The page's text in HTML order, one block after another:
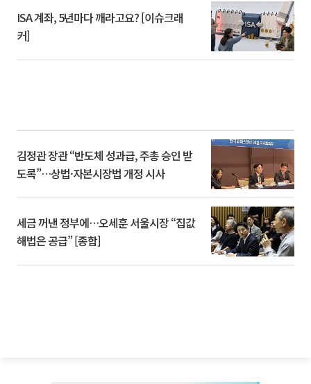
ISA 계좌, 5년마다 깨라고요? [이슈크래
커]
김정관 장관 “반도체 성과급, 주총 승인 받
도록”…상법·자본시장법 개정 시사
세금 꺼낸 정부에…오세훈 서울시장 “집값
해법은 공급” [종합]